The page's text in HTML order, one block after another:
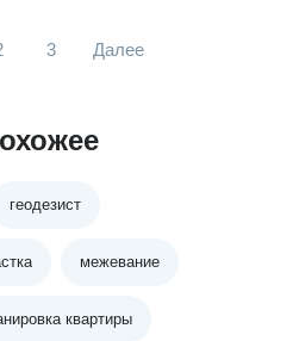
3 Далее
геодезист
межевание
квартиры